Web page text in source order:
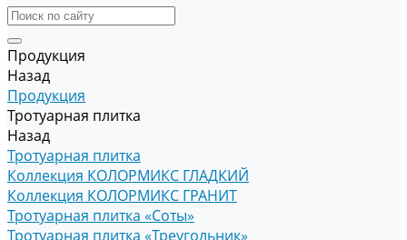
Продукция
Назад
Продукция
Тротуарная плитка
Назад
Тротуарная плитка
Коллекция КОЛОРМИКС ГЛАДКИЙ
Коллекция КОЛОРМИКС ГРАНИТ
Тротуарная плитка «Соты»
Тротуарная плитка «Треугольник»